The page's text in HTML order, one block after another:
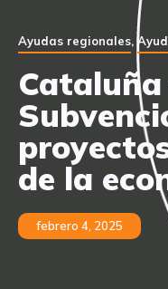
Ayudas regionales,
de la
febrero 4, 2025